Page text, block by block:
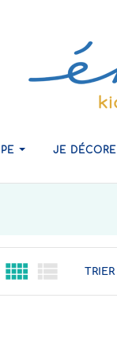
JE DÉCORE
Dès 7 ans et +
  TRIER